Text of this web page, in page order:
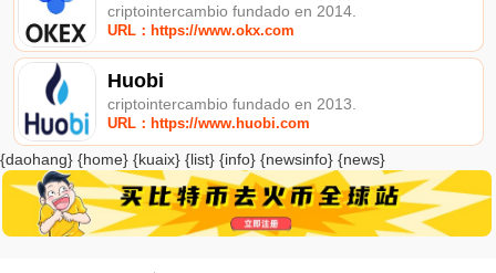
criptointercambio fundado en 2014.
URL：https://www.okx.com
Huobi
criptointercambio fundado en 2013.
URL：https://www.huobi.com
{daohang} {home} {kuaix} {list} {info} {newsinfo} {news}